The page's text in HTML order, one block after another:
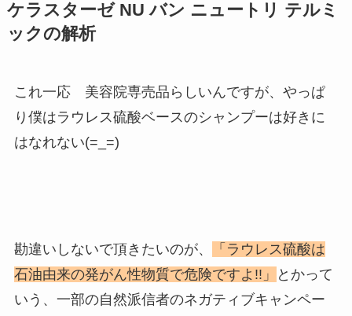
ケラスターゼ NU バン ニュートリ テルミ
ックの解析
これ一応 美容院専売品らしいんですが、やっぱ
り僕はラウレス硫酸ベースのシャンプーは好きに
はなれない(=_=)
勘違いしないで頂きたいのが、
「ラウレス硫酸は
石油由来の発がん性物質で危険ですよ!!」
とかって
いう、一部の自然派信者のネガティブキャンペー